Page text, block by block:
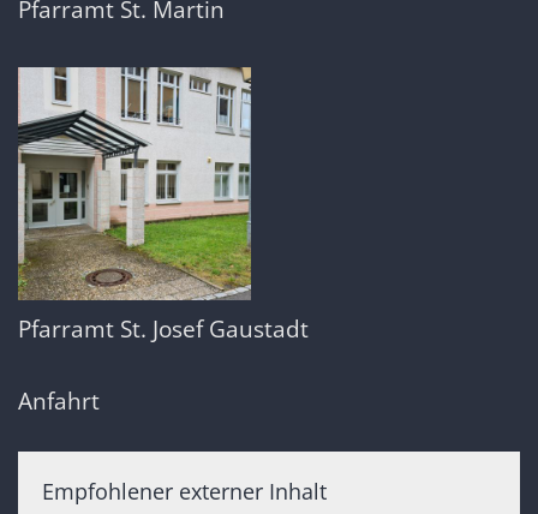
Pfarramt St. Martin
Pfarramt St. Josef Gaustadt
Anfahrt
Empfohlener externer Inhalt